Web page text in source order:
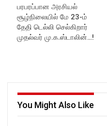
Website:https://rockforttimes.
in//
Subscribe:
https://www.youtube.com/@r
ockforttimes
ckforttimes/
Follow us on:
https://twitter.com/ROCKFOR
பரபரப்பான அரசியல்
சூழ்நிலையில் மே 23-ம்
தேதி டெல்லி செல்கிறார்
முதல்வர் மு.க.ஸ்டாலின்…!
You Might Also Like